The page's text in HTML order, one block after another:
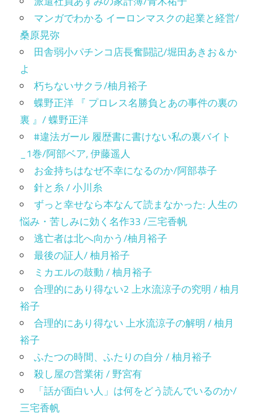
マンガでわかる イーロンマスクの起業と経営/
桑原晃弥
田舎弱小パチンコ店長奮闘記/堀田あきお＆か
よ
朽ちないサクラ/柚月裕子
蝶野正洋 『 プロレス名勝負とあの事件の裏の
裏 』/ 蝶野正洋
#違法ガール 履歴書に書けない私の裏バイト
_1巻/阿部ベア, 伊藤遥人
お金持ちはなぜ不幸になるのか/阿部恭子
針と糸 / 小川糸
ずっと幸せなら本なんて読まなかった: 人生の
悩み・苦しみに効く名作33 /三宅香帆
逃亡者は北へ向かう/柚月裕子
最後の証人/ 柚月裕子
ミカエルの鼓動 / 柚月裕子
合理的にあり得ない2 上水流涼子の究明 / 柚月
裕子
合理的にあり得ない 上水流涼子の解明 / 柚月
裕子
ふたつの時間、ふたりの自分 / 柚月裕子
殺し屋の営業術 / 野宮有
「話が面白い人」は何をどう読んでいるのか/
三宅香帆